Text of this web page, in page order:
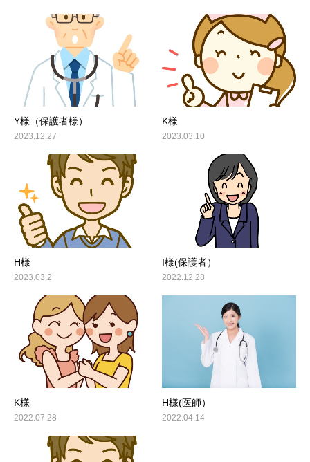
Y様（保護者様）
2023.12.27
K様
2023.03.10
H様
2023.03.2
I様(保護者）
2022.12.28
K様
2022.07.28
H様(医師）
2022.04.14